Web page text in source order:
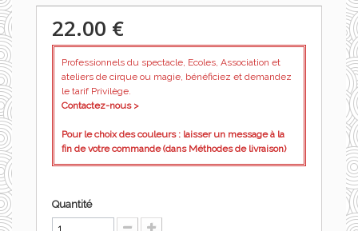
22.00 €
Professionnels du spectacle, Ecoles, Association et
ateliers de cirque ou magie, bénéficiez et demandez
le tarif Privilège.
Contactez-nous >
Pour le choix des couleurs : laisser un message à la
fin de votre commande (dans Méthodes de livraison)
Quantité